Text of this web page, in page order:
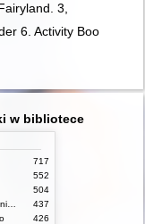
3,
6. Activity Book
w bibliotece
717
552
504
437
426